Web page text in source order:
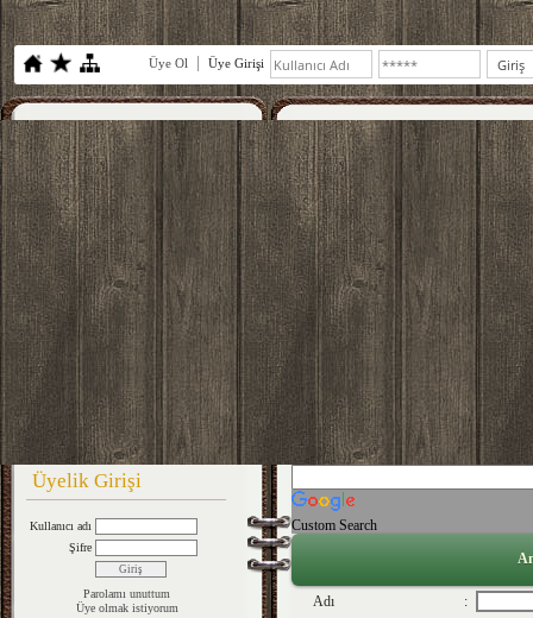
Üye Ol Üye Girişi
Üyelik Girişi
Kullanıcı adı
Şifre
Parolamı unuttum
Üye olmak istiyorum
Custom Search
Adı
: